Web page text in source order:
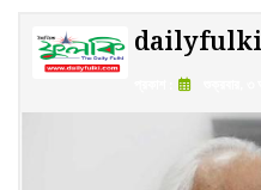
dailyfulki